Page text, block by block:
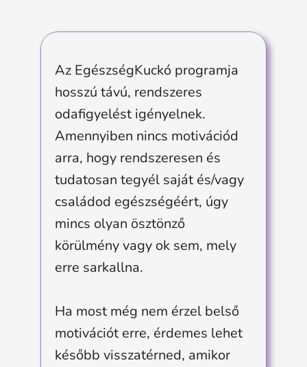
Az EgészségKuckó programja
hosszú távú, rendszeres
odafigyelést igényelnek.
Amennyiben nincs motivációd
arra, hogy rendszeresen és
tudatosan tegyél saját és/vagy
családod egészségéért, úgy
mincs olyan ösztönző
körülmény vagy ok sem, mely
erre sarkallna.
Ha most még nem érzel belső
motivációt erre, érdemes lehet
később visszatérned, amikor